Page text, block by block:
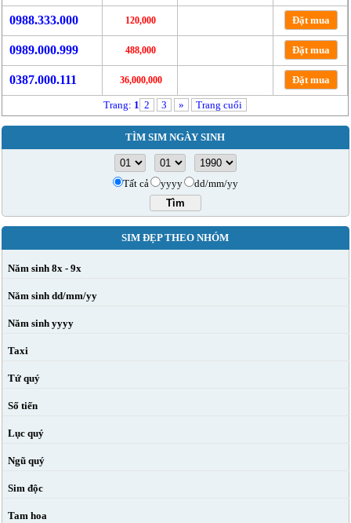
0988.333.000 120,000 Đặt mua
0989.000.999 488,000 Đặt mua
0387.000.111 36,000,000 Đặt mua
Trang: 1 2 3 » Trang cuối
TÌM SIM NGÀY SINH
Tất cả yyyy dd/mm/yy
SIM ĐẸP THEO NHÓM
Năm sinh 8x - 9x
Năm sinh dd/mm/yy
Năm sinh yyyy
Taxi
Tứ quý
Số tiến
Lục quý
Ngũ quý
Sim độc
Tam hoa